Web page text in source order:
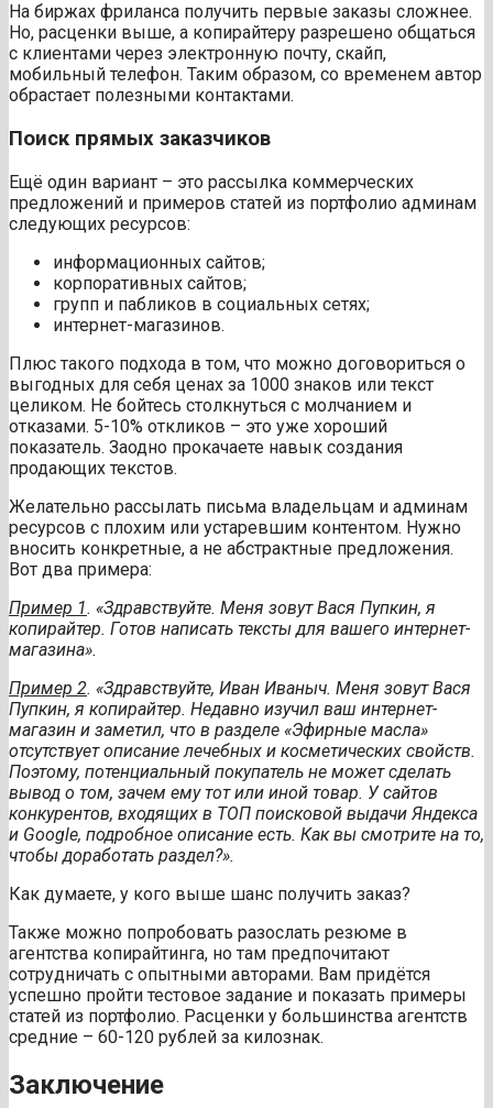
На биржах фриланса получить первые заказы сложнее.
Но, расценки выше, а копирайтеру разрешено общаться
с клиентами через электронную почту, скайп,
мобильный телефон. Таким образом, со временем автор
обрастает полезными контактами.
Поиск прямых заказчиков
Ещё один вариант – это рассылка коммерческих
предложений и примеров статей из портфолио админам
следующих ресурсов:
информационных сайтов;
корпоративных сайтов;
групп и пабликов в социальных сетях;
интернет-магазинов.
Плюс такого подхода в том, что можно договориться о
выгодных для себя ценах за 1000 знаков или текст
целиком. Не бойтесь столкнуться с молчанием и
отказами. 5-10% откликов – это уже хороший
показатель. Заодно прокачаете навык создания
продающих текстов.
Желательно рассылать письма владельцам и админам
ресурсов с плохим или устаревшим контентом. Нужно
вносить конкретные, а не абстрактные предложения.
Вот два примера:
Пример 1. «Здравствуйте. Меня зовут Вася Пупкин, я
копирайтер. Готов написать тексты для вашего интернет-
магазина».
Пример 2. «Здравствуйте, Иван Иваныч. Меня зовут Вася
Пупкин, я копирайтер. Недавно изучил ваш интернет-
магазин и заметил, что в разделе «Эфирные масла»
отсутствует описание лечебных и косметических свойств.
Поэтому, потенциальный покупатель не может сделать
вывод о том, зачем ему тот или иной товар. У сайтов
конкурентов, входящих в ТОП поисковой выдачи Яндекса
и Google, подробное описание есть. Как вы смотрите на то,
чтобы доработать раздел?».
Как думаете, у кого выше шанс получить заказ?
Также можно попробовать разослать резюме в
агентства копирайтинга, но там предпочитают
сотрудничать с опытными авторами. Вам придётся
успешно пройти тестовое задание и показать примеры
статей из портфолио. Расценки у большинства агентств
средние – 60-120 рублей за килознак.
Заключение